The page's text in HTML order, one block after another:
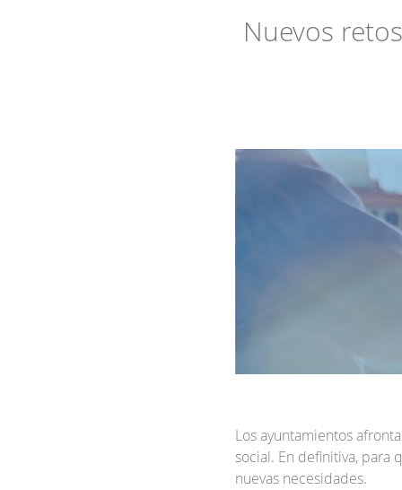
Nuevos
Los ayuntamientos
social. En definitiva, para
nuevas necesidades.